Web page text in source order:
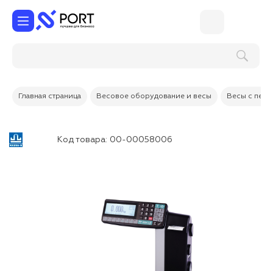
Главная страница Весовое оборудование и весы Весы с
Код товара: 00-00058006